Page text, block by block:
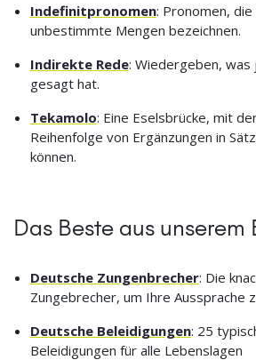
Indefinitpronomen: Pronomen,
unbestimmte Mengen bezeichnen.
Indirekte Rede: Wiedergeben, was
gesagt hat.
Tekamolo: Eine Eselsbrücke, mit
Reihenfolge von Ergänzungen in
können.
Das Beste aus unserem
Deutsche Zungenbrecher: Die
Zungebrecher, um Ihre Aussprache
Deutsche Beleidigungen: 25
Beleidigungen für alle Lebenslagen